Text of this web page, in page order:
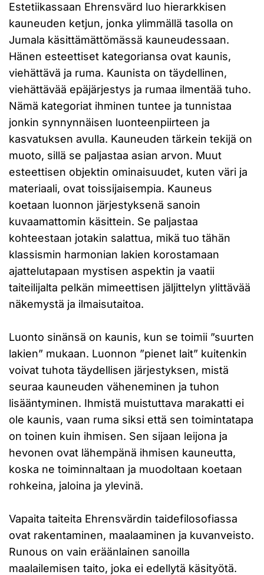
Estetiikassaan Ehrensvärd luo hierarkkisen
kauneuden ketjun, jonka ylimmällä tasolla on
Jumala käsittämättömässä kauneudessaan.
Hänen esteettiset kategoriansa ovat kaunis,
viehättävä ja ruma. Kaunista on täydellinen,
viehättävää epäjärjestys ja rumaa ilmentää tuho.
Nämä kategoriat ihminen tuntee ja tunnistaa
jonkin synnynnäisen luonteenpiirteen ja
kasvatuksen avulla. Kauneuden tärkein tekijä on
muoto, sillä se paljastaa asian arvon. Muut
esteettisen objektin ominaisuudet, kuten väri ja
materiaali, ovat toissijaisempia. Kauneus
koetaan luonnon järjestyksenä sanoin
kuvaamattomin käsittein. Se paljastaa
kohteestaan jotakin salattua, mikä tuo tähän
klassismin harmonian lakien korostamaan
ajattelutapaan mystisen aspektin ja vaatii
taiteilijalta pelkän mimeettisen jäljittelyn ylittävää
näkemystä ja ilmaisutaitoa.
Luonto sinänsä on kaunis, kun se toimii ”suurten
lakien” mukaan. Luonnon ”pienet lait” kuitenkin
voivat tuhota täydellisen järjestyksen, mistä
seuraa kauneuden väheneminen ja tuhon
lisääntyminen. Ihmistä muistuttava marakatti ei
ole kaunis, vaan ruma siksi että sen toimintatapa
on toinen kuin ihmisen. Sen sijaan leijona ja
hevonen ovat lähempänä ihmisen kauneutta,
koska ne toiminnaltaan ja muodoltaan koetaan
rohkeina, jaloina ja ylevinä.
Vapaita taiteita Ehrensvärdin taidefilosofiassa
ovat rakentaminen, maalaaminen ja kuvanveisto.
Runous on vain eräänlainen sanoilla
maalailemisen taito, joka ei edellytä käsityötä.